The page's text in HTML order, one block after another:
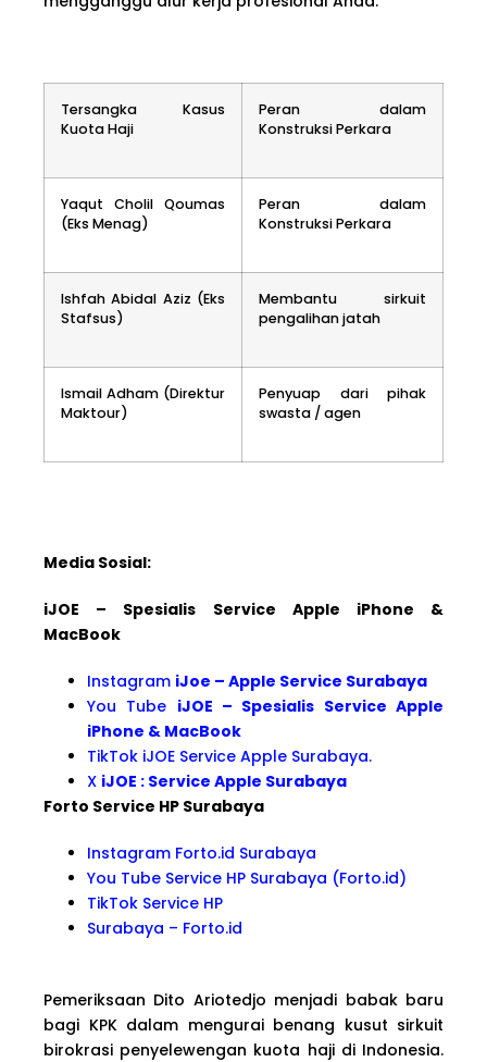
Tersangka Kasus
Kuota Haji
Peran dalam
Konstruksi Perkara
Yaqut Cholil Qoumas
(Eks Menag)
Peran dalam
Konstruksi Perkara
Ishfah Abidal Aziz (Eks
Stafsus)
Membantu sirkuit
pengalihan jatah
Ismail Adham (Direktur
Maktour)
Penyuap dari pihak
swasta / agen
Media Sosial:
iJOE – Spesialis Service Apple iPhone &
MacBook
Instagram iJoe – Apple Service Surabaya
You Tube iJOE – Spesialis Service Apple
iPhone & MacBook
TikTok iJOE Service Apple Surabaya.
X iJOE : Service Apple Surabaya
Forto Service HP Surabaya
Instagram Forto.id Surabaya
You Tube Service HP Surabaya (Forto.id)
TikTok Service HP
Surabaya – Forto.id
Pemeriksaan Dito Ariotedjo menjadi babak baru
bagi KPK dalam mengurai benang kusut sirkuit
birokrasi penyelewengan kuota haji di Indonesia.